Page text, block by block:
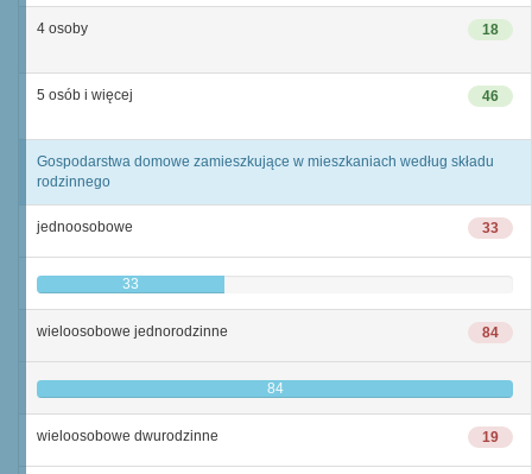
18
4 osoby
46
5 osób i więcej
Gospodarstwa domowe zamieszkujące w mieszkaniach według składu
rodzinnego
33
jednoosobowe
33
84
wieloosobowe jednorodzinne
84
19
wieloosobowe dwurodzinne